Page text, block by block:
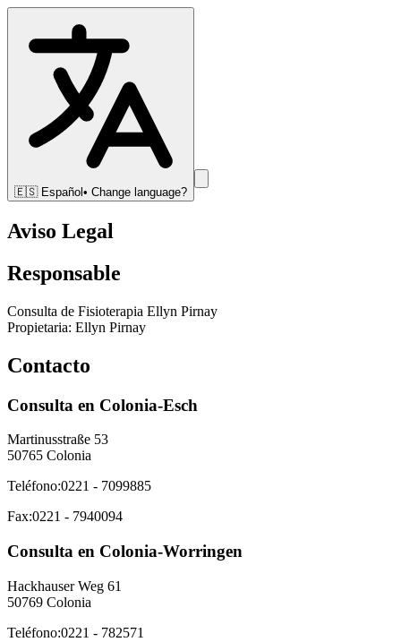
🇪🇸 Español • Change language?
Aviso Legal
Responsable
Consulta de Fisioterapia Ellyn Pirnay
Propietaria: Ellyn Pirnay
Contacto
Consulta en Colonia-Esch
Martinusstraße 53
50765 Colonia
Teléfono:0221 - 7099885
Fax:0221 - 7940094
Consulta en Colonia-Worringen
Hackhauser Weg 61
50769 Colonia
Teléfono:0221 - 782571